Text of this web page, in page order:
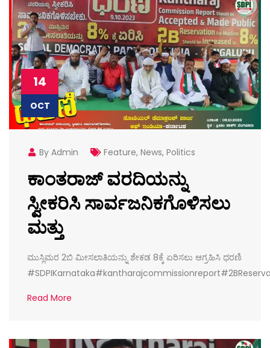
14
OCT
By Admin Feature, News, Politics
ಕಾಂತರಾಜ್ ವರದಿಯನ್ನು
ಸ್ವೀಕರಿಸಿ ಸಾರ್ವಜನಿಕಗೊಳಿಸಲು
ಮತ್ತು
ಮುಸ್ಲಿಮರ 2ಬಿ ಮೀಸಲಾತಿಯನ್ನು ಶೇಕಡ 8ಕ್ಕೆ ಏರಿಸಲು ಆಗ್ರಹಿಸಿ ಧರಣಿ
Read More